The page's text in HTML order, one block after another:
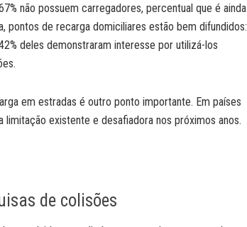
não possuem carregadores, percentual que é ainda
pontos de recarga domiciliares estão bem difundidos:
deles demonstraram interesse por utilizá-los
em estradas é outro ponto importante. Em países
existente e desafiadora nos próximos anos.
de colisões